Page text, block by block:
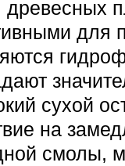
для
сухой
на
смолы,